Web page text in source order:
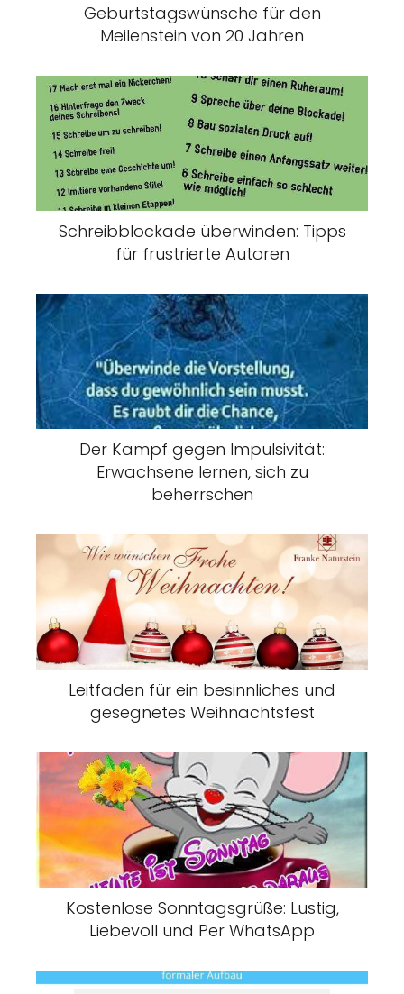
Geburtstagswünsche für den
Meilenstein von 20 Jahren
Schreibblockade überwinden: Tipps
für frustrierte Autoren
Der Kampf gegen Impulsivität:
Erwachsene lernen, sich zu
beherrschen
Leitfaden für ein besinnliches und
gesegnetes Weihnachtsfest
Kostenlose Sonntagsgrüße: Lustig,
Liebevoll und Per WhatsApp